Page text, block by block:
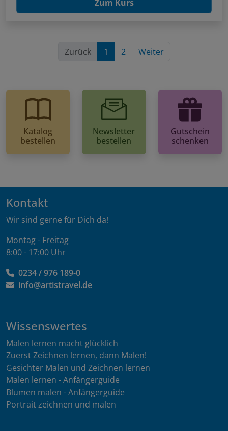
Zum Kurs
Zurück 1 2 Weiter
Katalog
bestellen
Newsletter
bestellen
Gutschein
schenken
Kontakt
Wir sind gerne für Dich da!
Montag - Freitag
8:00 - 17:00 Uhr
0234 / 976 189-0
info@artistravel.de
Wissenswertes
Malen lernen macht glücklich
Zuerst Zeichnen lernen, dann Malen!
Gesichter Malen und Zeichnen lernen
Malen lernen - Anfängerguide
Blumen malen - Anfängerguide
Portrait zeichnen und malen